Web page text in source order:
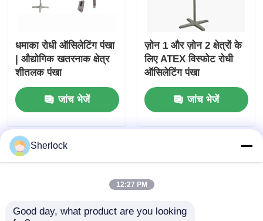
धमाका रोधी ऑसिलेटिंग पंखा
| औद्योगिक खतरनाक क्षेत्र
शीतलक पंखा
जांच भेजें
ज़ोन 1 और ज़ोन 2 क्षेत्रों के
लिए ATEX विस्फोट रोधी
ऑसिलेटिंग पंखा
जांच भेजें
Sherlock
12:27 PM
Good day, what product are you looking